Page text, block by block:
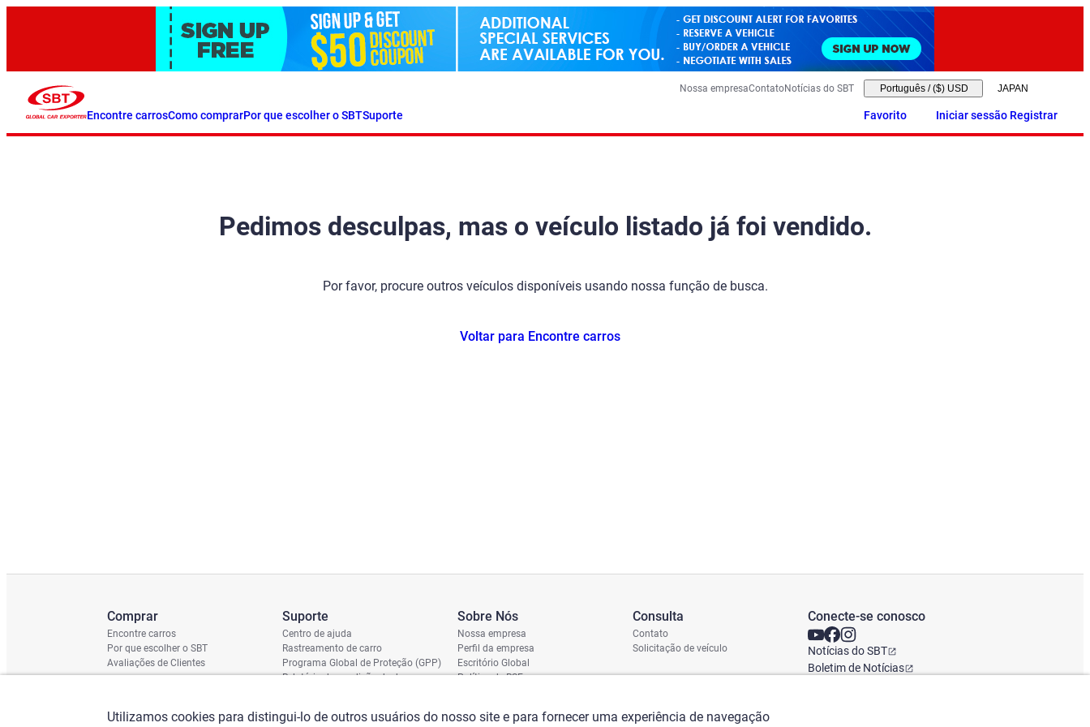
Encontre carrosComo comprarPor que escolher o SBTSuporte
Nossa empresaContatoNotícias do SBT Português / ($) USD
Favorito Iniciar sessão Registrar
Pedimos desculpas, mas o veículo listado já foi vendido.
Por favor, procure outros veículos disponíveis usando nossa função de busca.
Voltar para Encontre carros
Comprar
Encontre carros
Por que escolher o SBT
Avaliações de Clientes
Suporte
Centro de ajuda
Rastreamento de carro
Programa Global de Proteção (GPP)
Relatório de condição de dano
Sobre Nós
Nossa empresa
Perfil da empresa
Escritório Global
Política de RSE
Consulta
Contato
Solicitação de veículo
Conecte-se conosco
Notícias do SBT
Boletim de Notícias
Utilizamos cookies para distingui-lo de outros usuários do nosso site e para fornecer uma experiência de navegação